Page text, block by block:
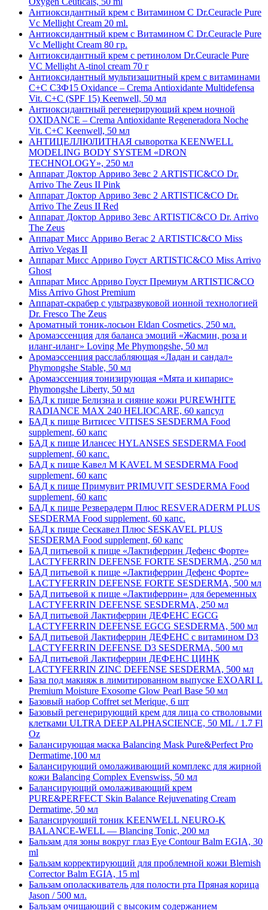
Антиоксидантный крем с Витамином С Dr.Ceuracle Pure
Vc Mellight Cream 20 ml.
Антиоксидантный крем с Витамином С Dr.Ceuracle Pure
Vc Mellight Cream 80 гр.
Антиоксидантный крем с ретинолом Dr.Ceuracle Pure
VC Mellight A-tinol cream 70 г
Антиоксидантный мультизащитный крем с витаминами
С+С СЗФ15 Oxidance – Crema Antioxidante Multidefensa
Vit. C+C (SPF 15) Keenwell, 50 мл
Антиоксидантный регенерирующий крем ночной
OXIDANCE – Crema Antioxidante Regeneradora Noche
Vit. C+C Keenwell, 50 мл
АНТИЦЕЛЛЮЛИТНАЯ сыворотка KEENWELL
MODELING BODY SYSTEM «DRON
TECHNOLOGY», 250 мл
Аппарат Доктор Арриво Зевс 2 ARTISTIC&CO Dr.
Arrivo The Zeus II Pink
Аппарат Доктор Арриво Зевс 2 ARTISTIC&CO Dr.
Arrivo The Zeus II Red
Аппарат Доктор Арриво Зевс ARTISTIC&CO Dr. Arrivo
The Zeus
Аппарат Мисс Арриво Вегас 2 ARTISTIC&CO Miss
Arrivo Vegas II
Аппарат Мисс Арриво Гоуст ARTISTIC&CO Miss Arrivo
Ghost
Аппарат Мисс Арриво Гоуст Премиум ARTISTIC&CO
Miss Arrivo Ghost Premium
Аппарат-скрабер с ультразвуковой ионной технологией
Dr. Fresco The Zeus
Ароматный тоник-лосьон Eldan Cosmetics, 250 мл.
Аромаэссенция для баланса эмоций «Жасмин, роза и
иланг-иланг» Loving Me Phymongshe, 50 мл
Аромаэссенция расслабляющая «Ладан и сандал»
Phymongshe Stable, 50 мл
Аромаэссенция тонизирующая «Мята и кипарис»
Phymongshe Liberty, 50 мл
БАД к пище Белизна и сияние кожи PUREWHITE
RADIANCE MAX 240 HELIOCARE, 60 капсул
БАД к пище Витисес VITISES SESDERMA Food
supplement, 60 капс
БАД к пище Илансес HYLANSES SESDERMA Food
supplement, 60 капс.
БАД к пище Кавел М KAVEL M SESDERMA Food
supplement, 60 капс
БАД к пище Примувит PRIMUVIT SESDERMA Food
supplement, 60 капс
БАД к пище Резверадерм Плюс RESVERADERM PLUS
SESDERMA Food supplement, 60 капс.
БАД к пище Сескавел Плюс SESKAVEL PLUS
SESDERMA Food supplement, 60 капс
БАД питьевой к пище «Лактиферрин Дефенс Форте»
LACTYFERRIN DEFENSE FORTE SESDERMA, 250 мл
БАД питьевой к пище «Лактиферрин Дефенс Форте»
LACTYFERRIN DEFENSE FORTE SESDERMA, 500 мл
БАД питьевой к пище «Лактиферрин» для беременных
LACTYFERRIN DEFENSE SESDERMA, 250 мл
БАД питьевой Лактиферрин ДЕФЕНС EGCG
LACTYFERRIN DEFENSE EGCG SESDERMA, 500 мл
БАД питьевой Лактиферрин ДЕФЕНС с витамином D3
LACTYFERRIN DEFENSE D3 SESDERMA, 500 мл
БАД питьевой Лактиферрин ДЕФЕНС ЦИНК
LACTYFERRIN ZINC DEFENSE SESDERMA, 500 мл
База под макияж в лимитированном выпуске EXOARI L
Premium Moisture Exosome Glow Pearl Base 50 мл
Базовый набор Сoffret set Merique, 6 шт
Базовый регенерирующий крем для лица со стволовыми
клетками ULTRA DEEP ALPHASCIENCE, 50 ML / 1.7 Fl
Oz
Балансирующая маска Balancing Mask Pure&Perfect Pro
Dermatime,100 мл
Балансирующий омолаживающий комплекс для жирной
кожи Balancing Complex Evenswiss, 50 мл
Балансирующий омолаживающий крем
PURE&PERFECT Skin Balance Rejuvenating Cream
Dermatime, 50 мл
Балансирующий тоник KEENWELL NEURO-K
BALANCE-WELL — Blancing Tonic, 200 мл
Бальзам для зоны вокруг глаз Eye Contour Balm EGIA, 30
ml
Бальзам корректирующий для проблемной кожи Blemish
Corrector Balm EGIA, 15 ml
Бальзам ополаскиватель для полости рта Пряная корица
Jason / 500 мл.
Бальзам очищающий с высоким содержанием